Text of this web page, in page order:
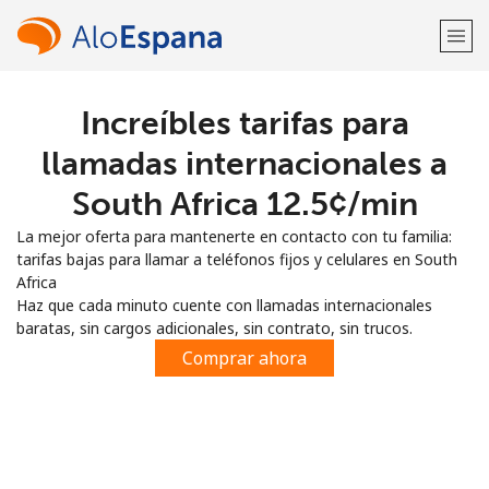
¡Bienvenido!
Regístrate con
o
Increíbles tarifas para
llamadas internacionales a
South Africa ⁦12.5¢⁩/min
La mejor oferta para mantenerte en contacto con tu familia:
tarifas bajas para llamar a teléfonos fijos y celulares en South
Africa
Haz que cada minuto cuente con llamadas internacionales
baratas, sin cargos adicionales, sin contrato, sin trucos.
Comprar ahora